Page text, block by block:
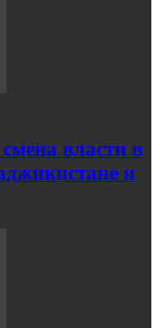
власти в
и